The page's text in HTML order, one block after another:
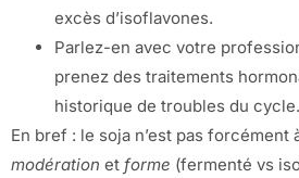
excès d’isoflavones.
Parlez-en avec votre
prenez des traitements
historique de troubles du cycle.
En bref : le soja n’est pas forcément
modération et forme (fermenté vs